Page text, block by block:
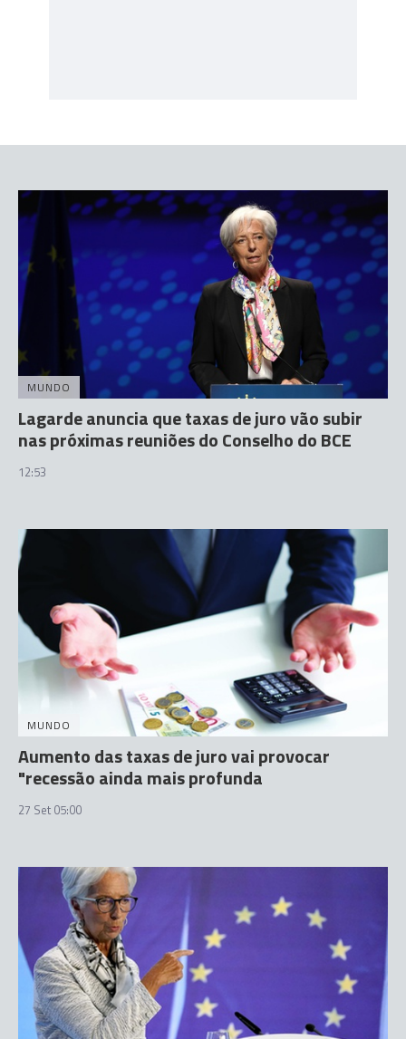
MUNDO
Lagarde anuncia que taxas de juro vão subir
nas próximas reuniões do Conselho do BCE
12:53
MUNDO
Aumento das taxas de juro vai provocar
"recessão ainda mais profunda
27 Set 05:00